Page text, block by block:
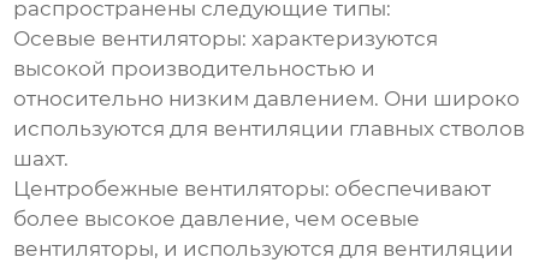
распространены следующие типы:
Осевые вентиляторы: характеризуются
высокой производительностью и
относительно низким давлением. Они широко
используются для вентиляции главных стволов
шахт.
Центробежные вентиляторы: обеспечивают
более высокое давление, чем осевые
вентиляторы, и используются для вентиляции